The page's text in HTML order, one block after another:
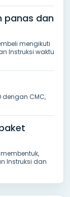
panas dan
mengikuti
Instruksi waktu
dengan CMC,
Instruksi dan